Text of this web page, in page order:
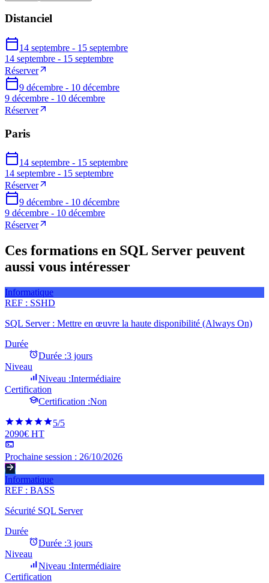
Distanciel
14 septembre - 15 septembre
14 septembre - 15 septembre
Réserver
9 décembre - 10 décembre
9 décembre - 10 décembre
Réserver
Paris
14 septembre - 15 septembre
14 septembre - 15 septembre
Réserver
9 décembre - 10 décembre
9 décembre - 10 décembre
Réserver
Ces formations en SQL Server peuvent
aussi vous intéresser
Informatique
REF : SSHD
SQL Server : Mettre en œuvre la haute disponibilité (Always On)
Durée
Durée :3 jours
Niveau
Niveau :Intermédiaire
Certification
Certification :Non
5/5
2090€ HT
Prochaine session : 26/10/2026
Informatique
REF : BASS
Sécurité SQL Server
Durée
Durée :3 jours
Niveau
Niveau :Intermédiaire
Certification